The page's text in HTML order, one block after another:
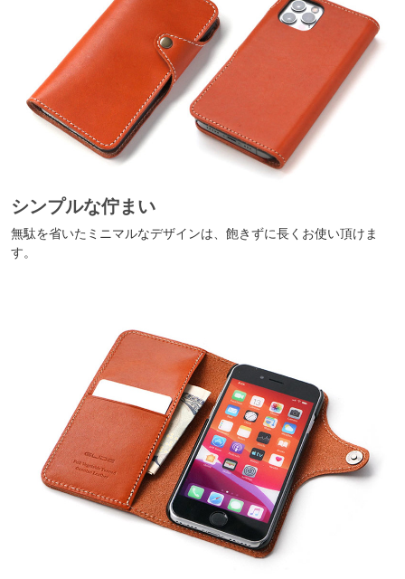
シンプルな佇まい
無駄を省いたミニマルなデザインは、飽きずに長くお使い頂けま
す。